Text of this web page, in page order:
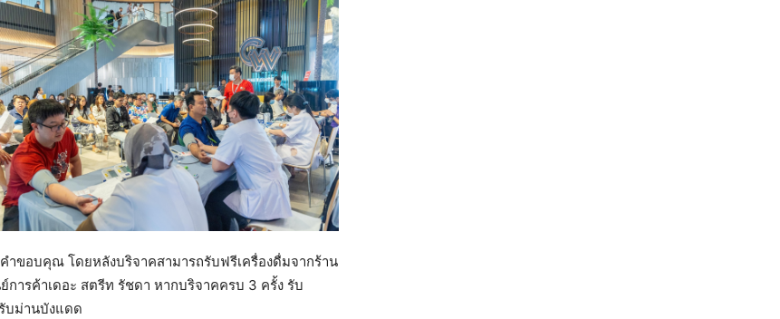
ขอบคุณ โดยหลังบริจาคสามารถรับฟรีเครื่องดื่มจากร้าน
ารค้าเดอะ สตรีท รัชดา หากบริจาคครบ 3 ครั้ง รับ
บม่านบังแดด